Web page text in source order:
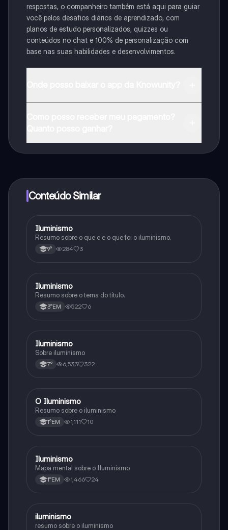
respostas, o companheiro também está aqui para guiar
você pelos desafios diários de aprendizado, com
planos de estudo personalizados, quizzes ou
conteúdos no chat e 100% de personalização com
base nas suas habilidades e desenvolvimentos.
Conteúdo Similar
História
Iluminismo
Resumo sobre o que e e o que foi o iluminismo.
9° 284 3
História
Iluminismo
Resumo sobre o tema do título.
3°EM 522 6
História
Iluminismo
Sobre iluminismo
7° 6,533 322
História
O Iluminismo
Resumo sobre o iluminismo
1°EM 1,111 10
História
Iluminismo
Mapa mental sobre o Iluminismo
1°EM 1,466 24
História
iluminismo
resumo sobre o iluminismo